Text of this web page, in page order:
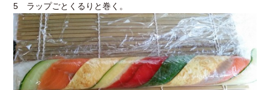
5 ラップごとくるりと巻く。